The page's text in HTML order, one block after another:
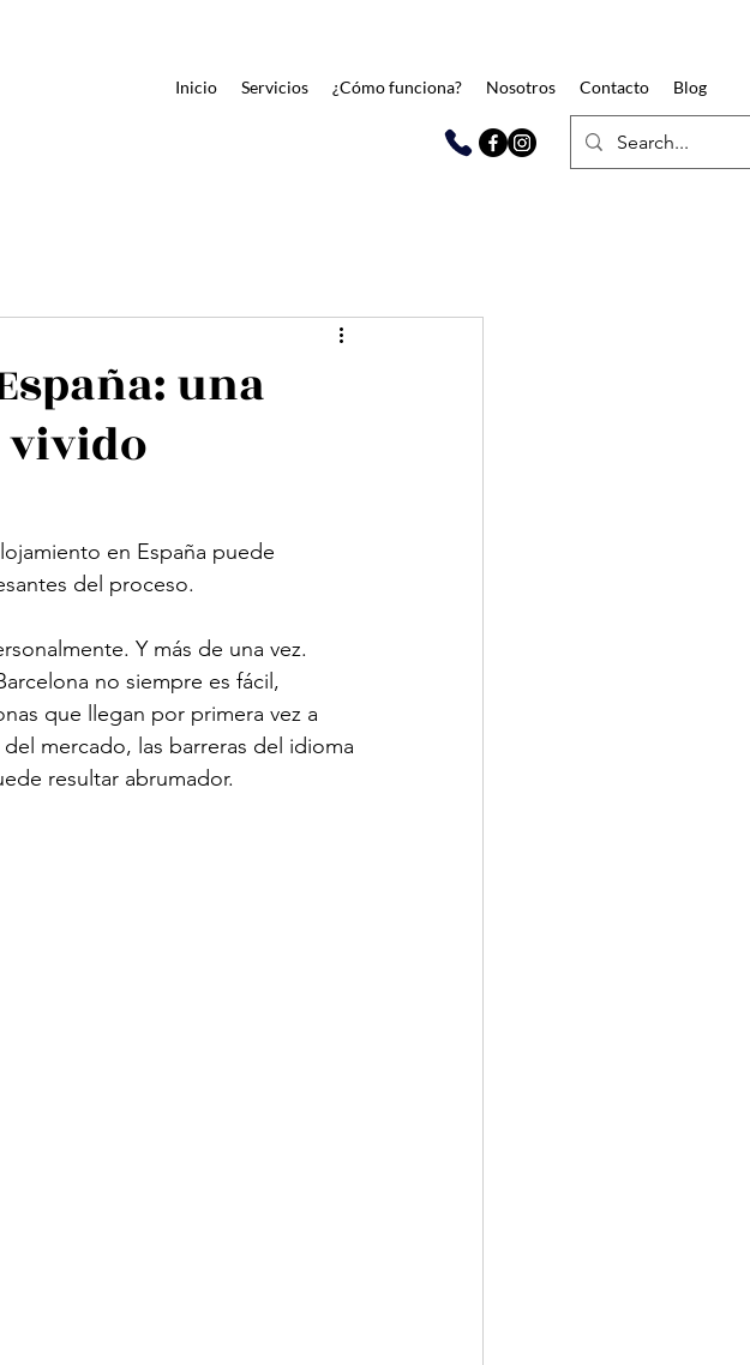
Inicio Servicios ¿Cómo funciona? Nosotros Contacto Blog
una
vivido
en España puede
del proceso.
Y más de una vez.
no siempre es fácil,
que llegan por primera vez a
mercado, las barreras del idioma
resultar abrumador.